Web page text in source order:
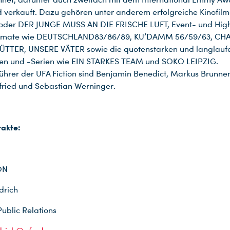
verkauft. Dazu gehören unter anderem erfolgreiche
DER JUNGE MUSS AN DIE FRISCHE LUFT, Event- und
wie DEUTSCHLAND83/86/89, KU’DAMM 56/59/63,
UNSERE VÄTER sowie die quotenstarken und
und -Serien wie EIN STARKES TEAM und SOKO LEIPZIG.
der UFA Fiction sind Benjamin Benedict, Markus
und Sebastian Werninger.
Relations